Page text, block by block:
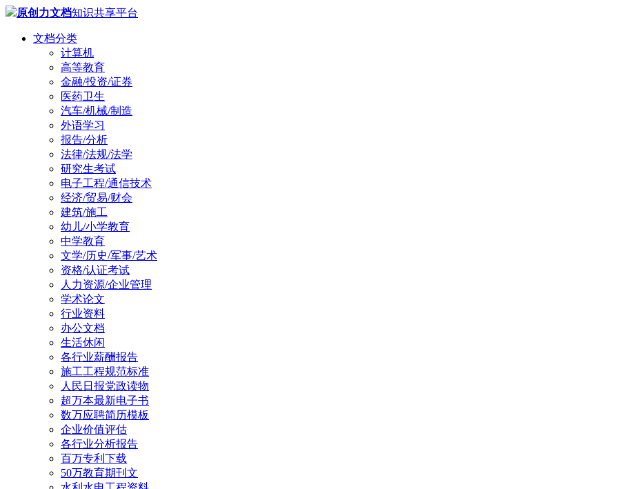
原创力文档知识共享平台
文档分类
计算机
高等教育
金融/投资/证券
医药卫生
汽车/机械/制造
外语学习
报告/分析
法律/法规/法学
研究生考试
电子工程/通信技术
经济/贸易/财会
建筑/施工
幼儿/小学教育
中学教育
文学/历史/军事/艺术
资格/认证考试
人力资源/企业管理
学术论文
行业资料
办公文档
生活休闲
各行业薪酬报告
施工工程规范标准
人民日报党政读物
超万本最新电子书
数万应聘简历模板
企业价值评估
各行业分析报告
百万专利下载
50万教育期刊文